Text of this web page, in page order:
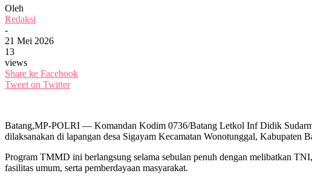
Oleh
Redaksi
-
21 Mei 2026
13
views
Share ke Facebook
Tweet on Twitter
Batang,MP-POLRI — Komandan Kodim 0736/Batang Letkol Inf Didik
dilaksanakan di lapangan desa Sigayam Kecamatan Wonotunggal, Kabupaten
Program TMMD ini berlangsung selama sebulan penuh dengan melibatkan
fasilitas umum, serta pemberdayaan masyarakat.